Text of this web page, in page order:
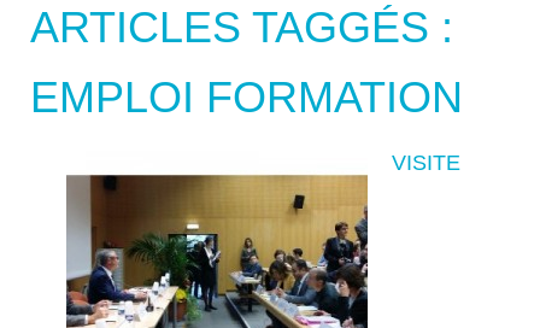
ARTICLES TAGGÉS :
EMPLOI FORMATION
VISITE